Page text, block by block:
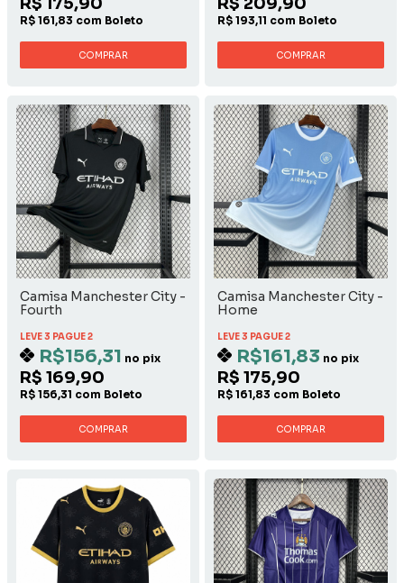
R$ 161,83 com Boleto
COMPRAR
R$ 193,11 com Boleto
COMPRAR
Camisa Manchester City -
Fourth
LEVE 3 PAGUE 2
R$156,31 no pix
R$ 169,90
R$ 156,31 com Boleto
COMPRAR
Camisa Manchester City -
Home
LEVE 3 PAGUE 2
R$161,83 no pix
R$ 175,90
R$ 161,83 com Boleto
COMPRAR